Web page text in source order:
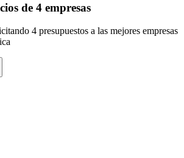
de 4 empresas
4 presupuestos a las mejores empresas